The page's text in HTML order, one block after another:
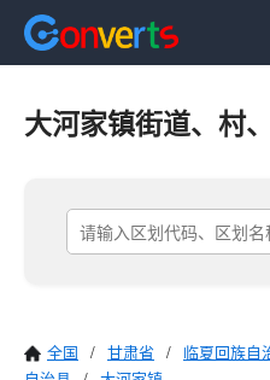
大河家镇街道、村
全国 / 甘肃省 / 临夏回族自